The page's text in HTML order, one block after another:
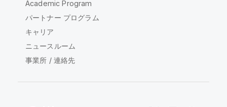
Academic Program
パートナー プログラム
キャリア
ニュースルーム
事業所 / 連絡先